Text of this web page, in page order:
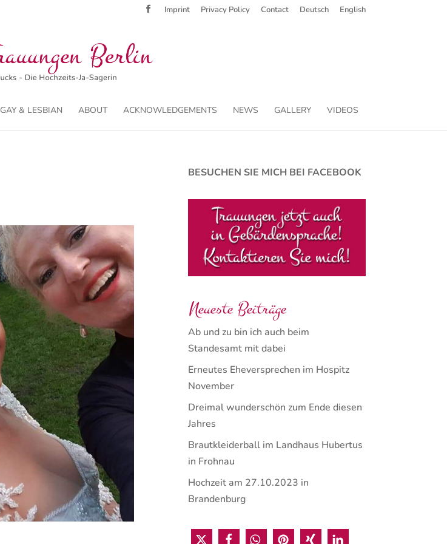
Imprint Privacy Policy Contact Deutsch English
GAY & LESBIAN ABOUT ACKNOWLEDGEMENTS NEWS GALLERY VIDEOS
BESUCHEN SIE MICH BEI FACEBOOK
Neueste Beiträge
Ab und zu bin ich auch beim
Standesamt mit dabei
Erneutes Eheversprechen im Hospitz
November
Dreimal wunderschön zum Ende diesen
Jahres
Brautkleiderball im Landhaus Hubertus
in Frohnau
Hochzeit am 27.10.2023 in
Brandenburg